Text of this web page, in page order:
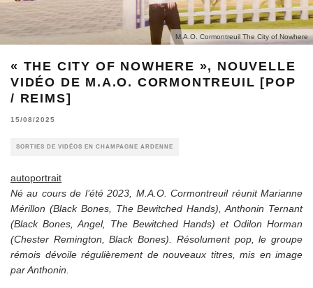
M.A.O. Cormontreuil The City of Nowhere
« THE CITY OF NOWHERE », NOUVELLE
VIDÉO DE M.A.O. CORMONTREUIL [POP
/ REIMS]
15/08/2025
SORTIES DE VIDÉOS EN CHAMPAGNE ARDENNE
autoportrait
Né au cours de l’été 2023, M.A.O. Cormontreuil réunit Marianne
Mérillon (Black Bones, The Bewitched Hands), Anthonin Ternant
(Black Bones, Angel, The Bewitched Hands) et Odilon Horman
(Chester Remington, Black Bones). Résolument pop, le groupe
rémois dévoile régulièrement de nouveaux titres, mis en image
par Anthonin.